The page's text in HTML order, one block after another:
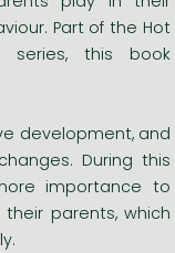
Part of the Hot
series, this book
development, and
During this
importance to
parents, which